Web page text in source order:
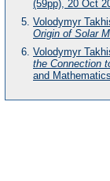
(59pp), 20 Oct
Volodymyr
Origin of Solar
Volodymyr
the Connection
and